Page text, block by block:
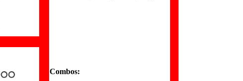
Combos: